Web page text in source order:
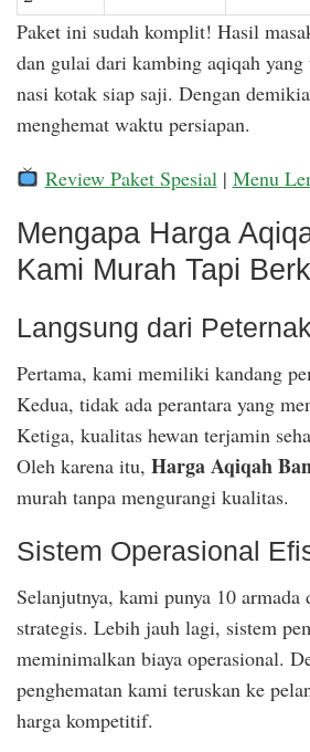
Paket ini sudah komplit! Hasil
dan gulai dari kambing aqiqah yang
nasi kotak siap saji. Dengan
menghemat waktu persiapan.
Review Paket Spesial | Menu
Mengapa Harga
Kami Murah Tapi
Langsung dari Peternak
Pertama, kami memiliki kandang
Kedua, tidak ada perantara yang
Ketiga, kualitas hewan terjamin
Oleh karena itu, Harga Aqiqah
murah tanpa mengurangi kualitas.
Sistem Operasional
Selanjutnya, kami punya 10 armada
strategis. Lebih jauh lagi, sistem
meminimalkan biaya operasional.
penghematan kami teruskan ke
harga kompetitif.